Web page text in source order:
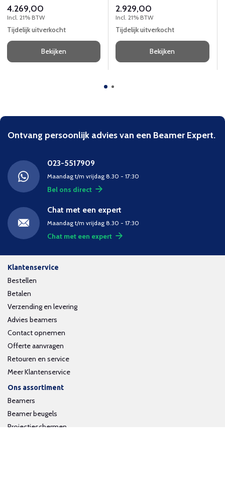
(1920x1080) resolutie
4.269,00
Incl. 21% BTW
Tijdelijk uitverkocht
Bekijken
(1920x1080) resolutie
2.929,00
Incl. 21% BTW
Tijdelijk uitverkocht
Bekijken
Ontvang persoonlijk advies van een Beamer Expert.
023-5517909
Maandag t/m vrijdag 8.30 - 17:30
Bel ons direct
Chat met een expert
Maandag t/m vrijdag 8.30 - 17:30
Chat met een expert
Klantenservice
Bestellen
Betalen
Verzending en levering
Advies beamers
Contact opnemen
Offerte aanvragen
Retouren en service
Meer Klantenservice
Ons assortiment
Beamers
Beamer beugels
Projectieschermen